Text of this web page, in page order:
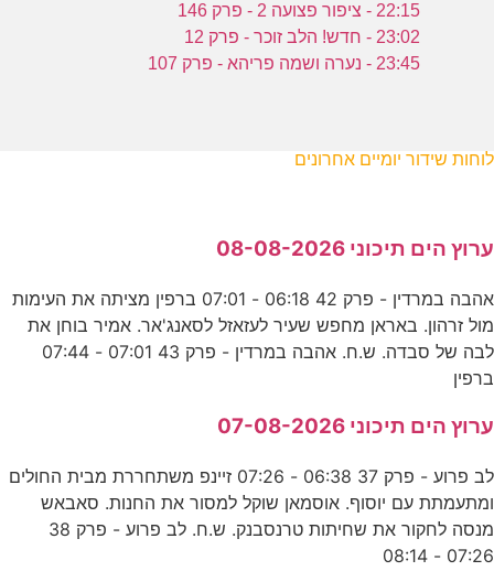
22:15 - ציפור פצועה 2 - פרק 146
23:02 - חדש! הלב זוכר - פרק 12
23:45 - נערה ושמה פריהא - פרק 107
לוחות שידור יומיים אחרונים
ערוץ הים תיכוני 08-08-2026
אהבה במרדין - פרק 42 06:18 - 07:01 ברפין מציתה את העימות
מול זרהון. באראן מחפש שעיר לעזאזל לסאנג'אר. אמיר בוחן את
לבה של סבדה. ש.ח. אהבה במרדין - פרק 43 07:01 - 07:44
ברפין
ערוץ הים תיכוני 07-08-2026
לב פרוע - פרק 37 06:38 - 07:26 זיינפ משתחררת מבית החולים
ומתעמתת עם יוסוף. אוסמאן שוקל למסור את החנות. סאבאש
מנסה לחקור את שחיתות טרנסבנק. ש.ח. לב פרוע - פרק 38
07:26 - 08:14